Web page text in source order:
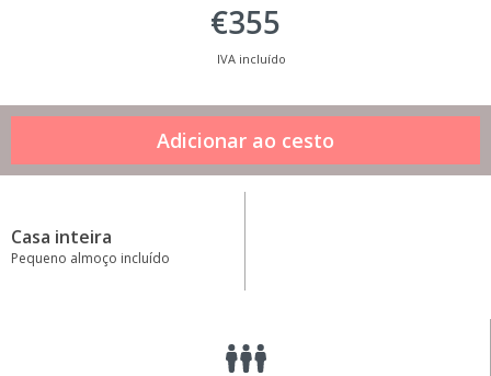
€355
IVA incluído
Casa inteira
Pequeno almoço incluído